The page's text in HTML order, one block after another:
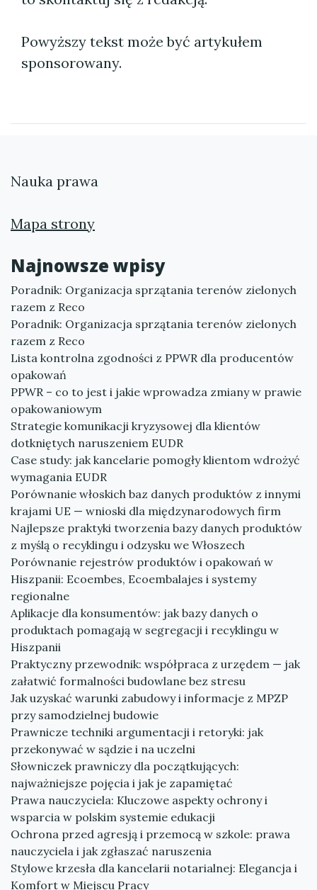
Powyższy tekst może być artykułem
sponsorowany.
Nauka prawa
Mapa strony
Najnowsze wpisy
Poradnik: Organizacja sprzątania terenów zielonych
razem z Reco
Poradnik: Organizacja sprzątania terenów zielonych
razem z Reco
Lista kontrolna zgodności z PPWR dla producentów
opakowań
PPWR – co to jest i jakie wprowadza zmiany w prawie
opakowaniowym
Strategie komunikacji kryzysowej dla klientów
dotkniętych naruszeniem EUDR
Case study: jak kancelarie pomogły klientom wdrożyć
wymagania EUDR
Porównanie włoskich baz danych produktów z innymi
krajami UE — wnioski dla międzynarodowych firm
Najlepsze praktyki tworzenia bazy danych produktów
z myślą o recyklingu i odzysku we Włoszech
Porównanie rejestrów produktów i opakowań w
Hiszpanii: Ecoembes, Ecoembalajes i systemy
regionalne
Aplikacje dla konsumentów: jak bazy danych o
produktach pomagają w segregacji i recyklingu w
Hiszpanii
Praktyczny przewodnik: współpraca z urzędem — jak
załatwić formalności budowlane bez stresu
Jak uzyskać warunki zabudowy i informacje z MPZP
przy samodzielnej budowie
Prawnicze techniki argumentacji i retoryki: jak
przekonywać w sądzie i na uczelni
Słowniczek prawniczy dla początkujących:
najważniejsze pojęcia i jak je zapamiętać
Prawa nauczyciela: Kluczowe aspekty ochrony i
wsparcia w polskim systemie edukacji
Ochrona przed agresją i przemocą w szkole: prawa
nauczyciela i jak zgłaszać naruszenia
Stylowe krzesła dla kancelarii notarialnej: Elegancja i
Komfort w Miejscu Pracy